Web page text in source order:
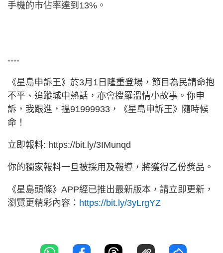
手機的市佔率達到13%。
----
《星島申訴王》於3月1日隆重登場，節目為民請命抱
不平、追蹤城中熱話，亦會搜羅溫情小故事。你申
訴，我跟進，搵91999933，《星島申訴王》隨時候
命！
立即報料: https://bit.ly/3IMunqd
你的獨家報料一旦被採用及報導，將獲得乙份獎品。
《星島頭條》APP經已推出最新版本，請立即更新，
瀏覽更精彩內容： https://bit.ly/3yLrgYZ